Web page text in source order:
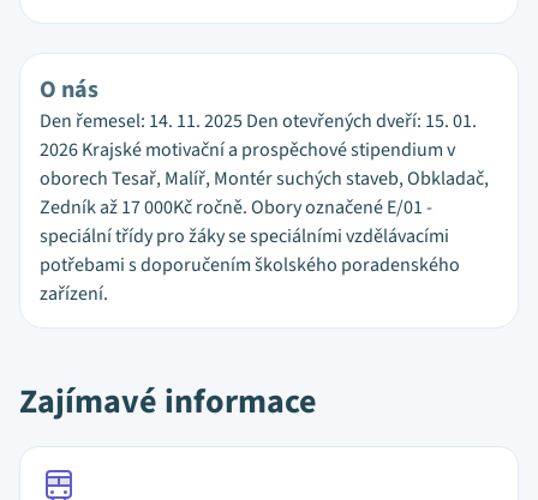
O nás
Den řemesel: 14. 11. 2025 Den otevřených dveří: 15. 01.
2026 Krajské motivační a prospěchové stipendium v
oborech Tesař, Malíř, Montér suchých staveb, Obkladač,
Zedník až 17 000Kč ročně. Obory označené E/01 -
speciální třídy pro žáky se speciálními vzdělávacími
potřebami s doporučením školského poradenského
zařízení.
Zajímavé informace